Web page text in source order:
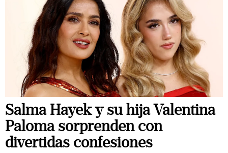
Salma Hayek y su hija Valentina
Paloma sorprenden con
divertidas confesiones